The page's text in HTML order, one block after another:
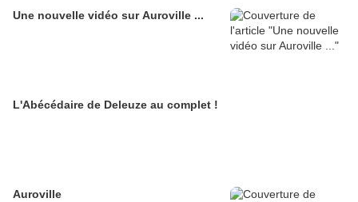
Une nouvelle vidéo sur Auroville ...
L'Abécédaire de Deleuze au complet !
Auroville